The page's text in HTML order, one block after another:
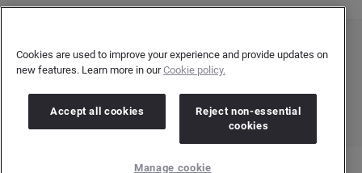
Copyright © 2026 Brandwatch. Tous droits réservés. Cision Group Ltd, 7th Floor, 5
Churchill Place, Canary Wharf, London, E14 5HU
Company number: 03898053 | N° TVA Intracommunautaire : GB 754 750 710
Cookies are used to improve your experience and provide updates on
new features. Learn more in ourCookie policy.
Accept all cookies
Reject non-essential
cookies
Manage cookie